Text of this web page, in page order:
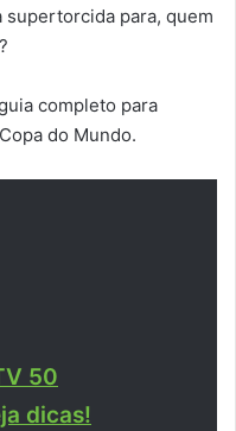
supertorcida para, quem
completo para
do Mundo.
50
dicas!